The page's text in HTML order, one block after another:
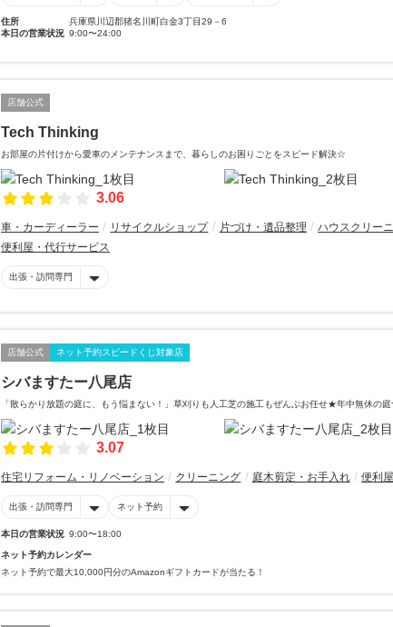
住所
兵庫県川辺郡猪名川町白金3丁目29－6
本日の営業状況 9:00〜24:00
店舗公式
Tech Thinking
お部屋の片付けから愛車のメンテナンスまで、暮らしのお困りごとをスピード解決☆
3.06
車・カーディーラー リサイクルショップ 片づけ・遺品整理 ハウスクリー
便利屋・代行サービス
出張・訪問専門
店舗公式 ネット予約スピードくじ対象店
シバますたー八尾店
「散らかり放題の庭に、もう悩まない！」草刈りも人工芝の施工もぜんぶお任せ★年中無休の
3.07
住宅リフォーム・リノベーション クリーニング 庭木剪定・お手入れ 便利
出張・訪問専門 ネット予約
本日の営業状況 9:00〜18:00
ネット予約カレンダー
ネット予約で最大10,000円分のAmazonギフトカードが当たる！